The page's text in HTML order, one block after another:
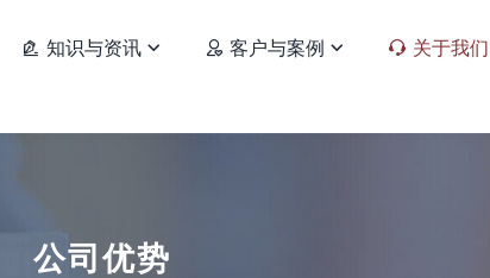
 知识与资讯   客户与案例   关于我们
公司优势